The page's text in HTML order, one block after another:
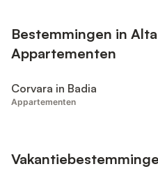
Bestemmingen in
Appartementen
Corvara in Badia
Appartementen